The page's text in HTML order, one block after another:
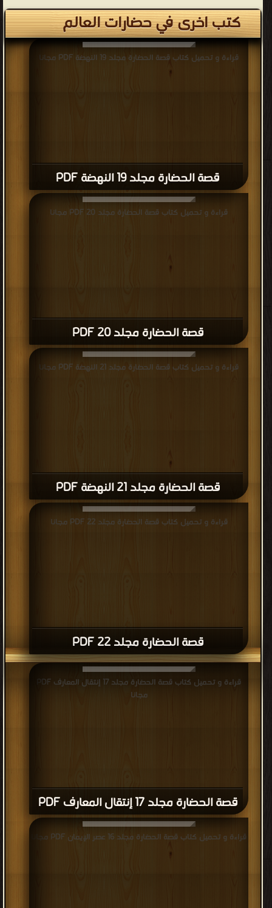
كتب اخرى في حضارات العالم
قصة الحضارة مجلد 19 النهضة PDF
قراءة و تحميل كتاب قصة الحضارة مجلد 19 النهضة PDF مجانا
قصة الحضارة مجلد 20 PDF
قراءة و تحميل كتاب قصة الحضارة مجلد 20 PDF مجانا
قصة الحضارة مجلد 21 النهضة PDF
قراءة و تحميل كتاب قصة الحضارة مجلد 21 النهضة PDF مجانا
قصة الحضارة مجلد 22 PDF
قراءة و تحميل كتاب قصة الحضارة مجلد 22 PDF مجانا
قصة الحضارة مجلد 17 إنتقال المعارف PDF
قراءة و تحميل كتاب قصة الحضارة مجلد 17 إنتقال المعارف PDF
مجانا
قراءة و تحميل كتاب قصة الحضارة مجلد 16 عصر الإيمان PDF مجانا